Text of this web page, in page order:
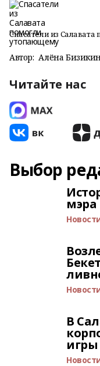
Спасатели из
Автор: Алёна
Читайте нас
Выбор
мэра
В
игры